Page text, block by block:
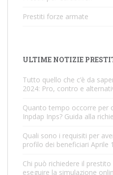
Prestiti forze armate
ULTIME NOTIZIE
Tutto quello che c’è da
2024: Pro, contro e
Quanto tempo occorre per
Inpdap Inps? Guida alla
Quali sono i requisiti per
profilo dei beneficiari Aprile
Chi può richiedere il
eseguire la simulazione